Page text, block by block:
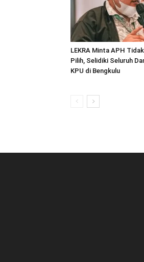
LEKRA Minta APH
Pilih, Selidiki Seluruh
KPU di Bengkulu